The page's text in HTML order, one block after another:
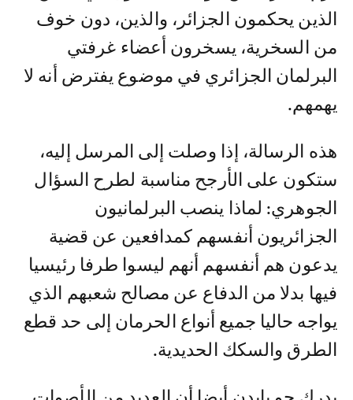
الذين يحكمون الجزائر، والذين، دون خوف
من السخرية، يسخرون أعضاء غرفتي
البرلمان الجزائري في موضوع يفترض أنه لا
يهمهم.
هذه الرسالة، إذا وصلت إلى المرسل إليه،
ستكون على الأرجح مناسبة لطرح السؤال
الجوهري: لماذا ينصب البرلمانيون
الجزائريون أنفسهم كمدافعين عن قضية
يدعون هم أنفسهم أنهم ليسوا طرفا رئيسيا
فيها بدلا من الدفاع عن مصالح شعبهم الذي
يواجه حاليا جميع أنواع الحرمان إلى حد قطع
الطرق والسكك الحديدية.